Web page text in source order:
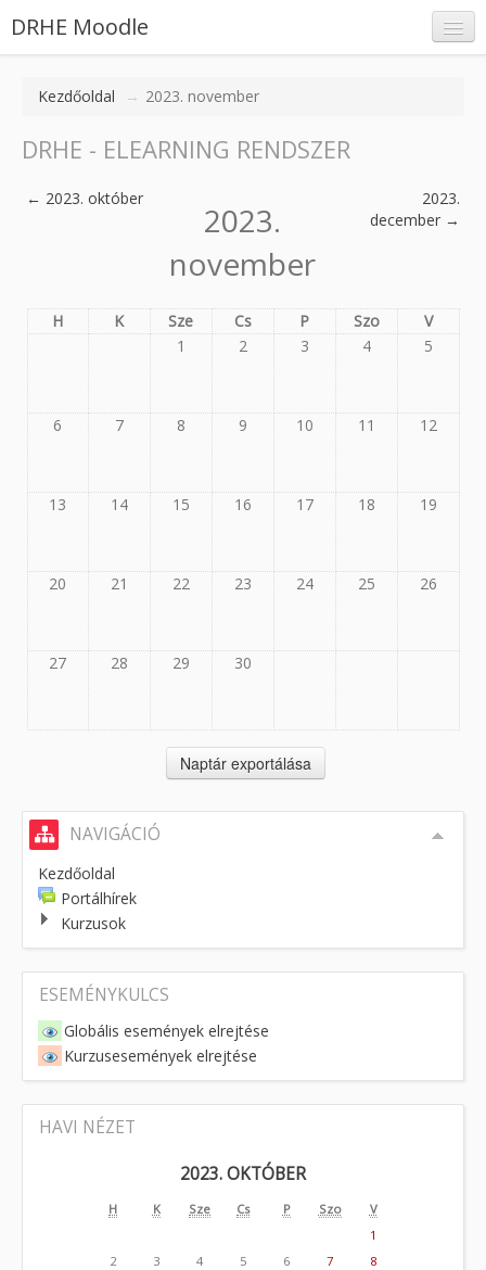
DRHE Moodle
Kezdőoldal → 2023. november
DRHE - ELEARNING RENDSZER
← 2023. október
2023.
november
2023.
december →
H K Sze Cs P Szo
V
1
2 3 4 5
6 7 8 9 10 11 12
13 14 15 16 17 18 19
20 21 22 23 24 25 26
27 28 29 30
NAVIGÁCIÓ
Kezdőoldal
Portálhírek
Kurzusok
ESEMÉNYKULCS
Globális események elrejtése
Kurzusesemények elrejtése
HAVI NÉZET
2023. OKTÓBER
H K Sze Cs P Szo
V
1
2
3 4 5 6 7
8